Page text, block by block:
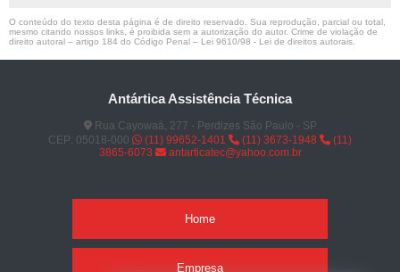
O conteúdo do texto desta página é de direito reservado. Sua reprodução, parcial ou total,
mesmo citando nossos links, é proibida sem a autorização do autor. Crime de violação de
direito autoral – artigo 184 do Código Penal – Lei 9610/98 - Lei de direitos autorais
Antártica Assistência Técnica
Rua Cayowaá, 277 - Perdizes São Paulo - SP
CEP: 05018-000
(11) 99652-1401 (11) 3673-1948
(11)
3865-6073
antarticatec@yahoo.com.br
Home
Empresa